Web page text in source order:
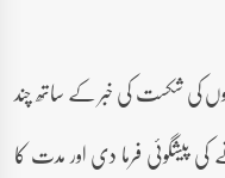
کی شکست کی خبر کے ساتھ چند
پیشگوئی فرما دی اور مدت کا